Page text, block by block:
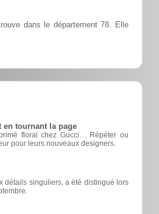
dans le département 78. Elle
en tournant la page
floral chez Gucci… Répéter ou
pour leurs nouveaux designers.
détails singuliers, a été distingué lors